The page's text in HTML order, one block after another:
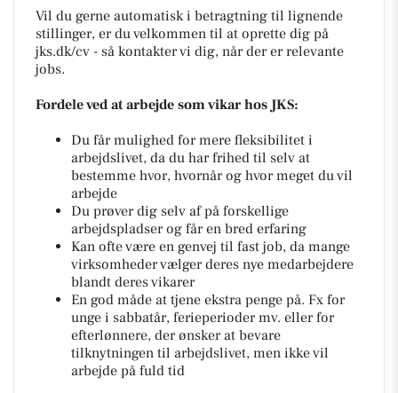
Vil du gerne automatisk i betragtning til lignende
stillinger, er du velkommen til at oprette dig på
jks.dk/cv - så kontakter vi dig, når der er relevante
jobs.
Fordele ved at arbejde som vikar hos JKS:
Du får mulighed for mere fleksibilitet i
arbejdslivet, da du har frihed til selv at
bestemme hvor, hvornår og hvor meget du vil
arbejde
Du prøver dig selv af på forskellige
arbejdspladser og får en bred erfaring
Kan ofte være en genvej til fast job, da mange
virksomheder vælger deres nye medarbejdere
blandt deres vikarer
En god måde at tjene ekstra penge på. Fx for
unge i sabbatår, ferieperioder mv. eller for
efterlønnere, der ønsker at bevare
tilknytningen til arbejdslivet, men ikke vil
arbejde på fuld tid